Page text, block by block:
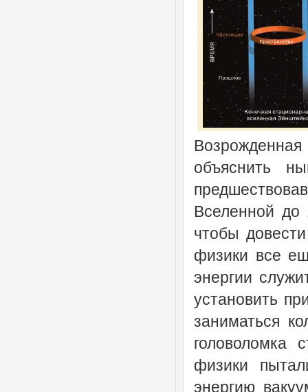
Возрожденная
объяснить
Вселенной до
чтобы
физики все
энергии
установить
заниматься
головоломка
физики
энергию